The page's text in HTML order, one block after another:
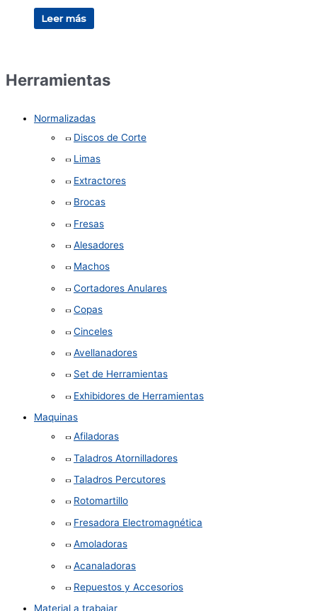
Leer más
Herramientas
Normalizadas
Discos de Corte
Limas
Extractores
Brocas
Fresas
Alesadores
Machos
Cortadores Anulares
Copas
Cinceles
Avellanadores
Set de Herramientas
Exhibidores de Herramientas
Maquinas
Afiladoras
Taladros Atornilladores
Taladros Percutores
Rotomartillo
Fresadora Electromagnética
Amoladoras
Acanaladoras
Repuestos y Accesorios
Material a trabajar